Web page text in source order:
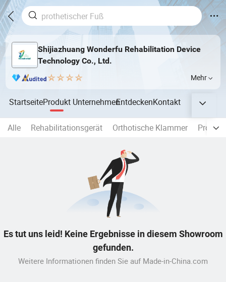
Shijiazhuang Wonderfu Rehabilitation Device
Technology Co., Ltd.
Mehr
StartseiteProdukt UnternehmenEntdeckenKontakt
Alle Rehabilitationsgerät Orthotische Klammer
Es tut uns leid! Keine Ergebnisse in diesem Showroom
gefunden.
Weitere Informationen finden Sie auf Made-in-China.com